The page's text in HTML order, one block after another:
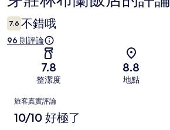
論
7.6 不錯哦
96 則評論
7.8
整潔度
8.8
地點
評
論
旅客真實評論
10/10 好極了